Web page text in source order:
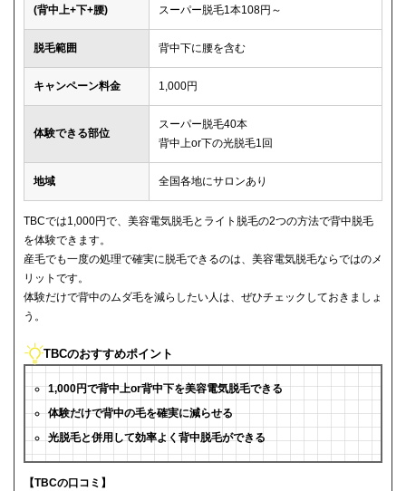
(背中上+下+腰)
スーパー脱毛1本108円～
脱毛範囲 背中下に腰を含む
キャンペーン料金 1,000円
体験できる部位
スーパー脱毛40本
背中上or下の光脱毛1回
地域 全国各地にサロンあり
TBCでは1,000円で、美容電気脱毛とライト脱毛の2つの方法で背中脱毛
を体験できます。
産毛でも一度の処理で確実に脱毛できるのは、美容電気脱毛ならではのメ
リットです。
体験だけで背中のムダ毛を減らしたい人は、ぜひチェックしておきましょ
う。
TBCのおすすめポイント
1,000円で背中上or背中下を美容電気脱毛できる
体験だけで背中の毛を確実に減らせる
光脱毛と併用して効率よく背中脱毛ができる
【TBCの口コミ】